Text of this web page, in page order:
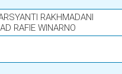
RAKHMADANI
RAFIE WINARNO